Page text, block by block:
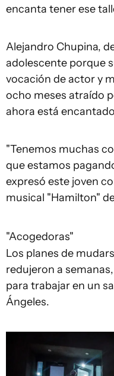
encanta tener ese
Alejandro Chupina,
adolescente porque
vocación de actor y
ocho meses atraído
ahora está
"Tenemos muchas
que estamos
expresó este joven
musical "Hamilton"
"Acogedoras"
Los planes de
redujeron a
para trabajar en un
Ángeles.